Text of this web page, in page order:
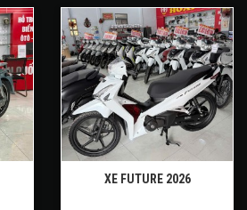
XE FUTURE 2026